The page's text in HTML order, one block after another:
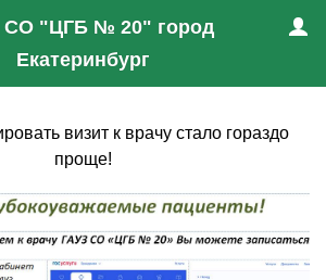
СО "ЦГБ № 20" город
Екатеринбург
визит к врачу стало гораздо
проще!